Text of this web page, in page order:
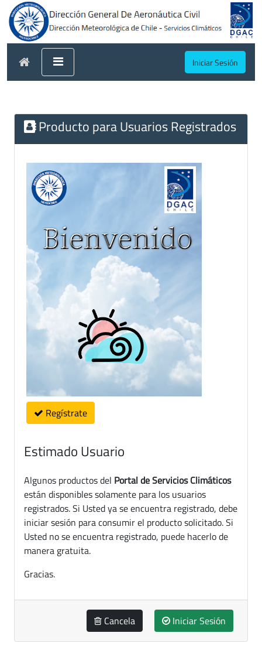
Iniciar Sesión
Producto para Usuarios Registrados
Regístrate
Estimado Usuario
Algunos productos del Portal de Servicios Climáticos
están disponibles solamente para los usuarios
registrados. Si Usted ya se encuentra registrado, debe
iniciar sesión para consumir el producto solicitado. Si
Usted no se encuentra registrado, puede hacerlo de
manera gratuita.
Gracias.
Cancela Iniciar Sesión